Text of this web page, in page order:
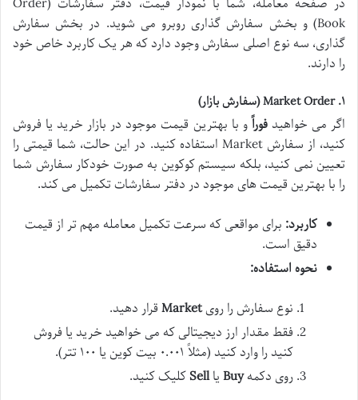
در صفحه معامله، شما با نمودار قیمت، دفتر سفارشات (Order
Book) و بخش سفارش گذاری روبرو می شوید. در بخش سفارش
گذاری، سه نوع اصلی سفارش وجود دارد که هر یک کاربرد خاص خود
را دارند.
۱. Market Order (سفارش بازار)
اگر می خواهیدفوراًو با بهترین قیمت موجود در بازار خرید یا فروش
کنید، از سفارش Market استفاده کنید. در این حالت، شما قیمتی را
تعیین نمی کنید، بلکه سیستم کوکوین به صورت خودکار سفارش شما
را با بهترین قیمت های موجود در دفتر سفارشات تکمیل می کند.
کاربرد: برای مواقعی که سرعت تکمیل معامله مهم تر از قیمت
دقیق است.
نحوه استفاده:
نوع سفارش را رویMarketقرار دهید.
فقط مقدار ارز دیجیتالی که می خواهید خرید یا فروش
کنید را وارد کنید (مثلاً ۰.۰۰۱ بیت کوین یا ۱۰۰ تتر).
روی دکمهBuyیاSellکلیک کنید.